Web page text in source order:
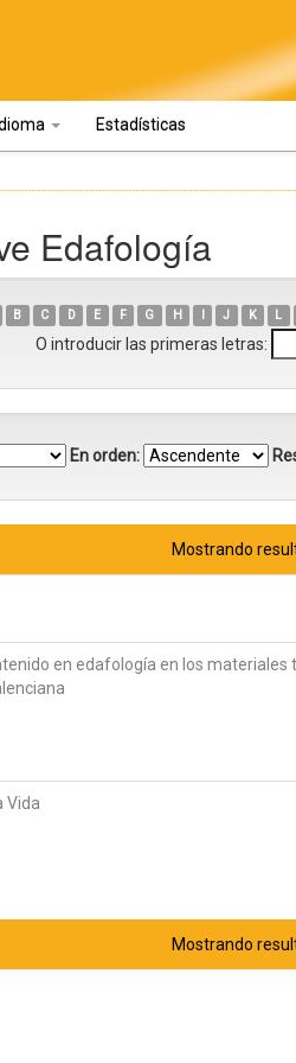
Estadísticas
Edafología
B C D E F G H I J K L
O introducir las primeras letras:
En orden:
Mostrando
en edafología en los
Vida
Mostrando